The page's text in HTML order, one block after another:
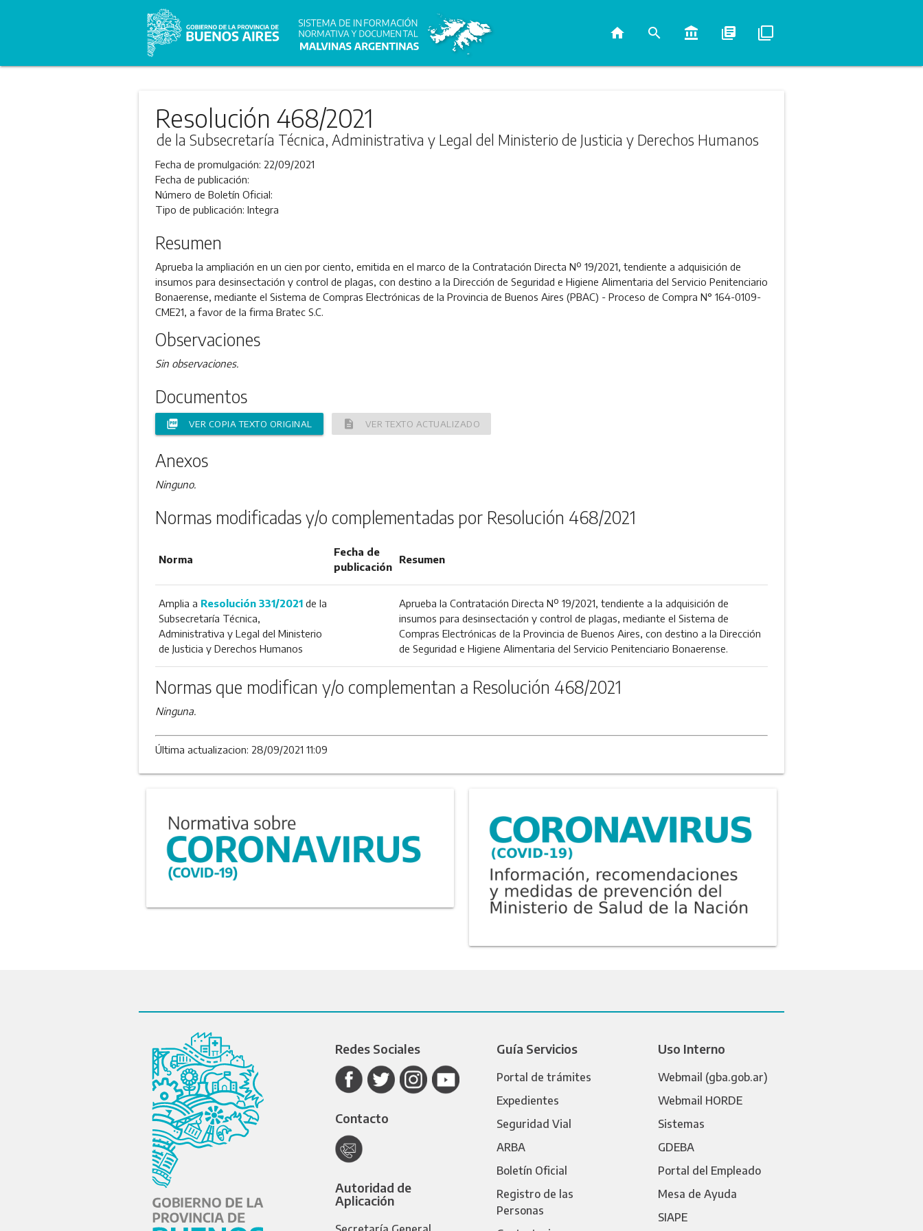
home search account_balance library_books filter_none
Resolución 468/2021
de la Subsecretaría Técnica, Administrativa y Legal del Ministerio de Justicia y Derechos Humanos
Fecha de promulgación: 22/09/2021
Fecha de publicación:
Número de Boletín Oficial:
Tipo de publicación: Integra
Resumen
Aprueba la ampliación en un cien por ciento, emitida en el marco de la Contratación Directa Nº 19/2021, tendiente a adquisición de
insumos para desinsectación y control de plagas, con destino a la Dirección de Seguridad e Higiene Alimentaria del Servicio Penitenciario
Bonaerense, mediante el Sistema de Compras Electrónicas de la Provincia de Buenos Aires (PBAC) - Proceso de Compra N° 164-0109-
CME21, a favor de la firma Bratec S.C.
Observaciones
Sin observaciones.
Documentos
picture_as_pdf VER COPIA TEXTO ORIGINAL description VER TEXTO ACTUALIZADO
Anexos
Ninguno.
Normas modificadas y/o complementadas por Resolución 468/2021
Norma
Fecha de
publicación
Resumen
Amplia a Resolución 331/2021de la
Subsecretaría Técnica,
Administrativa y Legal del Ministerio
de Justicia y Derechos Humanos
Aprueba la Contratación Directa Nº 19/2021, tendiente a la adquisición de
insumos para desinsectación y control de plagas, mediante el Sistema de
Compras Electrónicas de la Provincia de Buenos Aires, con destino a la Dirección
de Seguridad e Higiene Alimentaria del Servicio Penitenciario Bonaerense.
Normas que modifican y/o complementan a Resolución 468/2021
Ninguna.
Última actualizacion: 28/09/2021 11:09
Redes Sociales
Contacto
Autoridad de
Aplicación
Guía Servicios
Portal de trámites
Expedientes
Seguridad Vial
ARBA
Boletín Oficial
Registro de las
Personas
Uso Interno
Webmail (gba.gob.ar)
Webmail HORDE
Sistemas
GDEBA
Portal del Empleado
Mesa de Ayuda
SIAPE